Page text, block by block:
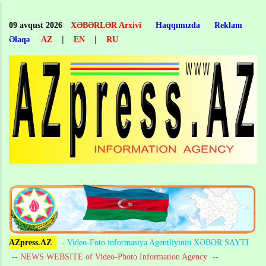
main
content
09 avqust 2026 XƏBƏRLƏR Arxivi Haqqımızda
Reklam
Əlaqə
AZ | EN | RU
AZpress.AZ
- Video-Foto informasiya Agentliyinin XƏBƏR SAYTI
-- NEWS WEBSITE of Video-Photo Information Agency --